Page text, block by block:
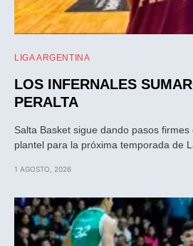
LIGA ARGENTINA
LOS INFERNALES
PERALTA
Salta Basket sigue dando pasos
plantel para la próxima temporada de
1 AGOSTO, 2026